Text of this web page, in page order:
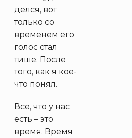
делся, вот
только со
временем его
голос стал
тише. После
того, как я кое-
что понял.
Все, что у нас
есть – это
время. Время